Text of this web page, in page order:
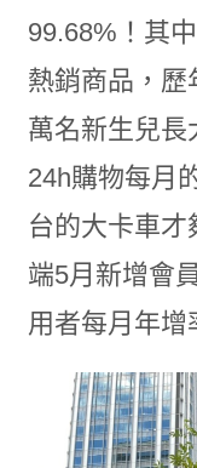
99.68%！其
熱銷商品，歷
萬名新生兒長
24h購物每月
台的大卡車
端5月新增會
用者每月年增